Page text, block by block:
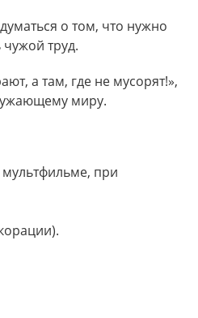
о том, что нужно
труд.
а там, где не мусорят!»,
миру.
мультфильме, при